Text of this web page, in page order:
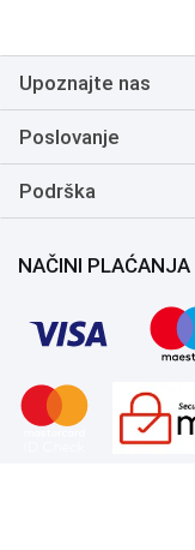
Upoznajte nas
Poslovanje
Podrška
NAČINI PLAĆANJA